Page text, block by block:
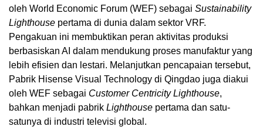
oleh World Economic Forum (WEF) sebagai Sustainability
Lighthouse pertama di dunia dalam sektor VRF.
Pengakuan ini membuktikan peran aktivitas produksi
berbasiskan AI dalam mendukung proses manufaktur yang
lebih efisien dan lestari. Melanjutkan pencapaian tersebut,
Pabrik Hisense Visual Technology di Qingdao juga diakui
oleh WEF sebagai Customer Centricity Lighthouse,
bahkan menjadi pabrik Lighthouse pertama dan satu-
satunya di industri televisi global.